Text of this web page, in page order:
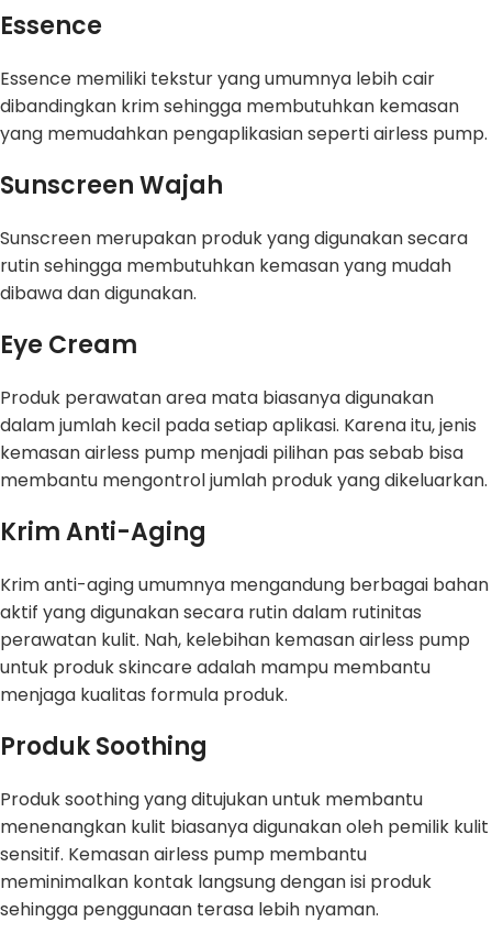
Essence
Essence memiliki tekstur yang umumnya lebih cair
dibandingkan krim sehingga membutuhkan kemasan
yang memudahkan pengaplikasian seperti airless pump.
Sunscreen Wajah
Sunscreen merupakan produk yang digunakan secara
rutin sehingga membutuhkan kemasan yang mudah
dibawa dan digunakan.
Eye Cream
Produk perawatan area mata biasanya digunakan
dalam jumlah kecil pada setiap aplikasi. Karena itu, jenis
kemasan airless pump menjadi pilihan pas sebab bisa
membantu mengontrol jumlah produk yang dikeluarkan.
Krim Anti-Aging
Krim anti-aging umumnya mengandung berbagai bahan
aktif yang digunakan secara rutin dalam rutinitas
perawatan kulit. Nah, kelebihan kemasan airless pump
untuk produk skincare adalah mampu membantu
menjaga kualitas formula produk.
Produk Soothing
Produk soothing yang ditujukan untuk membantu
menenangkan kulit biasanya digunakan oleh pemilik kulit
sensitif. Kemasan airless pump membantu
meminimalkan kontak langsung dengan isi produk
sehingga penggunaan terasa lebih nyaman.